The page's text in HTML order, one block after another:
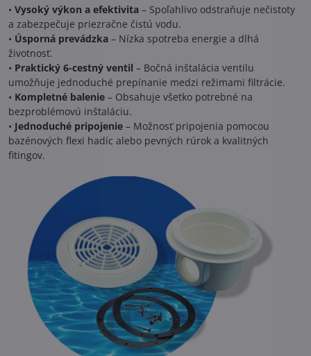
• Vysoký výkon a efektivita – Spoľahlivo odstraňuje nečistoty
a zabezpečuje priezračne čistú vodu.
• Úsporná prevádzka – Nízka spotreba energie a dlhá
životnosť.
• Praktický 6-cestný ventil – Bočná inštalácia ventilu
umožňuje jednoduché prepínanie medzi režimami filtrácie.
• Kompletné balenie – Obsahuje všetko potrebné na
bezproblémovú inštaláciu.
• Jednoduché pripojenie – Možnosť pripojenia pomocou
bazénových flexi hadíc alebo pevných rúrok a kvalitných
fitingov.